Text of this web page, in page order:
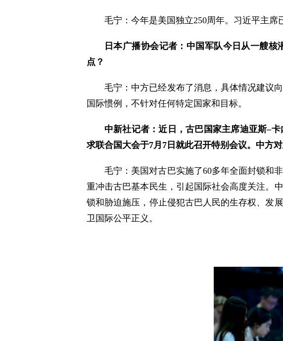
毛宁：今年是美国独立250周年。习近平主席
日本广播协会记者：中国军队今日从一艘
点？
毛宁：中方已经发布了消息，具体情况建议
国际惯例，不针对任何特定国家和目标。
中新社记者：近日，古巴国家主席迪亚斯–
求联合国大会于7月7日就此召开特别会议。中方
毛宁：美国对古巴实施了60多年全面封锁和
重冲击古巴基本民生，引起国际社会高度关注。
锁和胁迫施压，停止侵犯古巴人民的生存权、发
卫国际公平正义。